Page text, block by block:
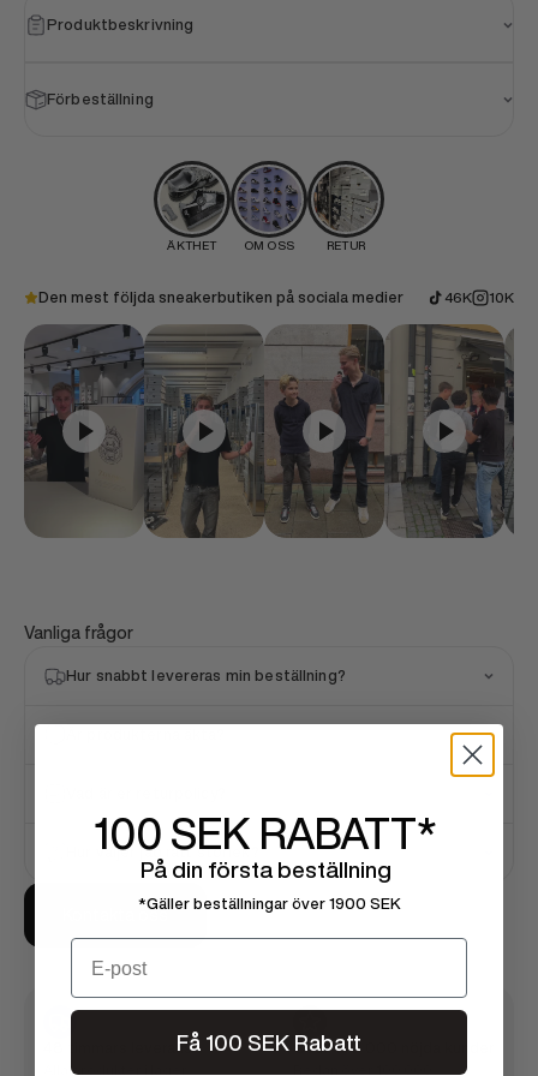
Produktbeskrivning
Förbeställning
ÄKTHET OM OSS RETUR
Den mest följda sneakerbutiken på sociala medier 46K 10K
48 timmars leverans
Alla produkter i lager
Över 100 000 nöjda kunder
Vanliga frågor
Hur snabbt levereras min beställning?
Hur väljer jag rätt storlek?
Kontakta oss
100 SEK RABATT*
På din första beställning
*Gäller beställningar över 1900 SEK
Email
Få 100 SEK Rabatt